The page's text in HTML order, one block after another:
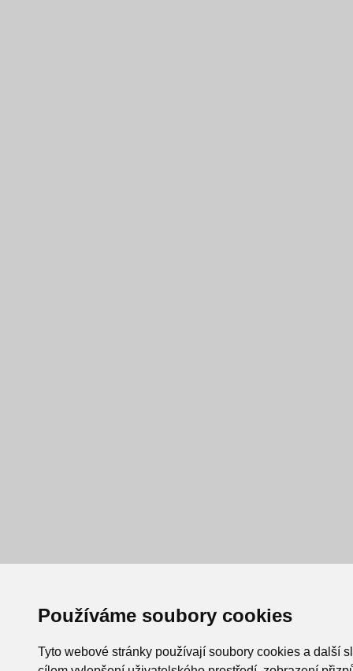
Používáme soubory cookies
Tyto webové stránky používají soubory cookies a další